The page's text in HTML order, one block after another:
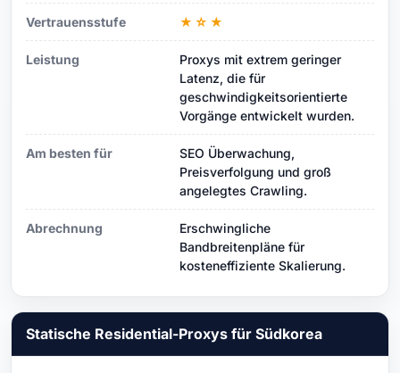
Vertrauensstufe ★☆★
Leistung
Proxys mit extrem geringer
Latenz, die für
geschwindigkeitsorientierte
Vorgänge entwickelt wurden.
Am besten für
SEO Überwachung,
Preisverfolgung und groß
angelegtes Crawling.
Abrechnung
Erschwingliche
Bandbreitenpläne für
kosteneffiziente Skalierung.
Statische Residential-Proxys für Südkorea